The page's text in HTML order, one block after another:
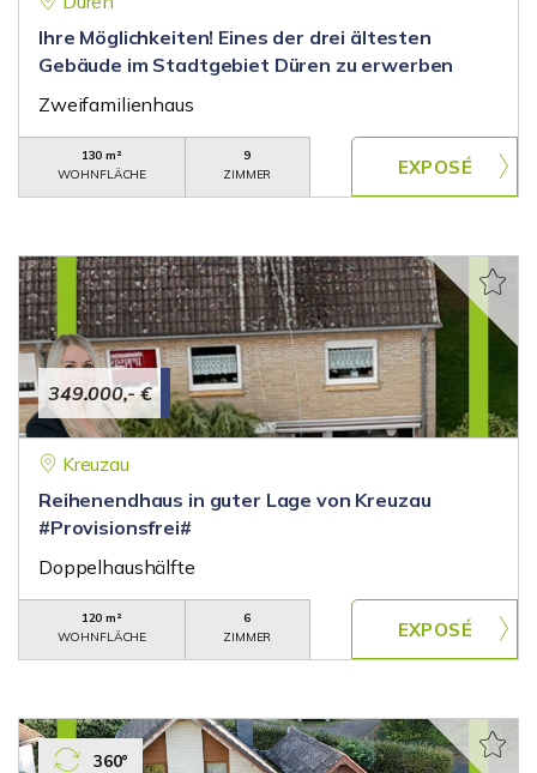
Ihre Möglichkeiten! Eines der drei ältesten
Gebäude im Stadtgebiet Düren zu erwerben
Zweifamilienhaus
130 m²
WOHNFLÄCHE
9
ZIMMER
349.000,- €
Kreuzau
Reihenendhaus in guter Lage von Kreuzau
#Provisionsfrei#
Doppelhaushälfte
120 m²
WOHNFLÄCHE
6
ZIMMER
360°